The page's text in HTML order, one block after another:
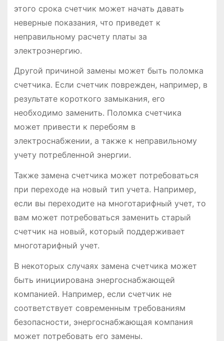
этого срока счетчик может начать давать
неверные показания, что приведет к
неправильному расчету платы за
электроэнергию.
Другой причиной замены может быть поломка
счетчика. Если счетчик поврежден, например, в
результате короткого замыкания, его
необходимо заменить. Поломка счетчика
может привести к перебоям в
электроснабжении, а также к неправильному
учету потребленной энергии.
Также замена счетчика может потребоваться
при переходе на новый тип учета. Например,
если вы переходите на многотарифный учет, то
вам может потребоваться заменить старый
счетчик на новый, который поддерживает
многотарифный учет.
В некоторых случаях замена счетчика может
быть инициирована энергоснабжающей
компанией. Например, если счетчик не
соответствует современным требованиям
безопасности, энергоснабжающая компания
может потребовать его замены.